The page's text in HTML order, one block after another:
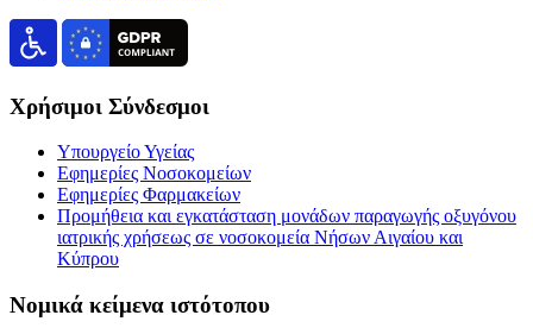
Χρήσιμοι Σύνδεσμοι
Υπουργείο Υγείας
Εφημερίες Νοσοκομείων
Εφημερίες Φαρμακείων
Προμήθεια και εγκατάσταση μονάδων παραγωγής οξυγόνου
ιατρικής χρήσεως σε νοσοκομεία Νήσων Αιγαίου και
Κύπρου
Νομικά κείμενα ιστότοπου